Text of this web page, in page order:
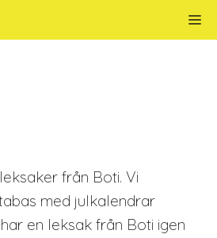
från Boti. Vi
med julkalendrar
en leksak från Boti igen